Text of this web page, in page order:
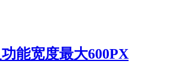
能宽度最大600PX